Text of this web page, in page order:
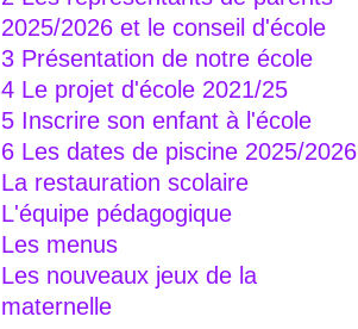
2025/2026 et le conseil d'école
3 Présentation de notre école
4 Le projet d'école 2021/25
5 Inscrire son enfant à l'école
6 Les dates de piscine 2025/2026
La restauration scolaire
L'équipe pédagogique
Les menus
Les nouveaux jeux de la
maternelle